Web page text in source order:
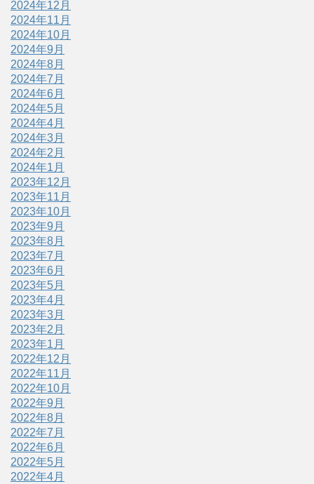
2024年12月
2024年11月
2024年10月
2024年9月
2024年8月
2024年7月
2024年6月
2024年5月
2024年4月
2024年3月
2024年2月
2024年1月
2023年12月
2023年11月
2023年10月
2023年9月
2023年8月
2023年7月
2023年6月
2023年5月
2023年4月
2023年3月
2023年2月
2023年1月
2022年12月
2022年11月
2022年10月
2022年9月
2022年8月
2022年7月
2022年6月
2022年5月
2022年4月